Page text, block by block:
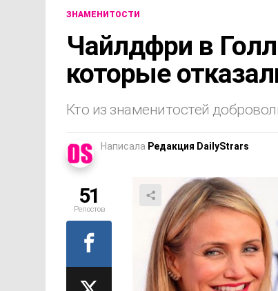
ЗНАМЕНИТОСТИ
Чайлдфри в
которые
Кто из знаменитостей
Написала Редакция DailyStrars
51
Репостов